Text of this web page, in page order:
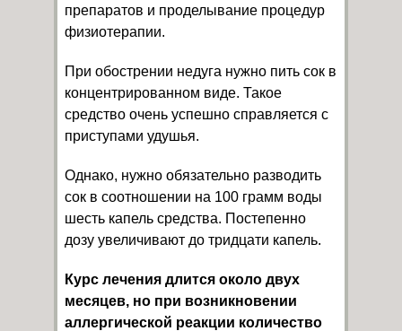
препаратов и проделывание процедур
физиотерапии.
При обострении недуга нужно пить сок в
концентрированном виде. Такое
средство очень успешно справляется с
приступами удушья.
Однако, нужно обязательно разводить
сок в соотношении на 100 грамм воды
шесть капель средства. Постепенно
дозу увеличивают до тридцати капель.
Курс лечения длится около двух
месяцев, но при возникновении
аллергической реакции количество